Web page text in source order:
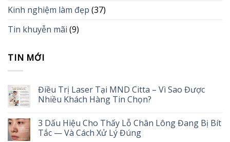
Kinh nghiệm làm đẹp (37)
Tin khuyễn mãi (9)
TIN MỚI
Điều Trị Laser Tại MND Citta – Vì Sao Được
Nhiều Khách Hàng Tin Chọn?
3 Dấu Hiệu Cho Thấy Lỗ Chân Lông Đang Bị Bít
Tắc — Và Cách Xử Lý Đúng